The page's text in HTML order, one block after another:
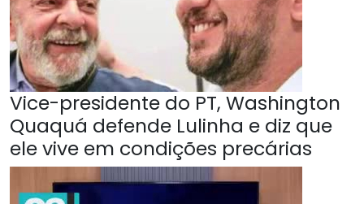
Vice-presidente do PT, Washington
Quaquá defende Lulinha e diz que
ele vive em condições precárias